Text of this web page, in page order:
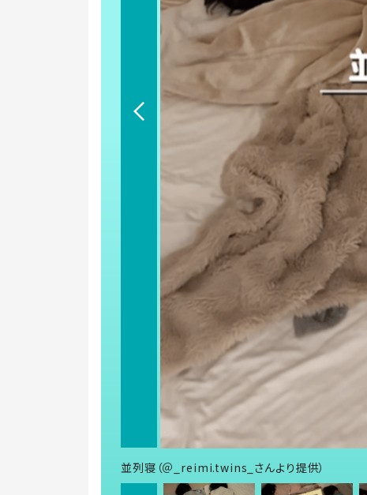
並列寝（＠_reimi.twins_さんより提供）